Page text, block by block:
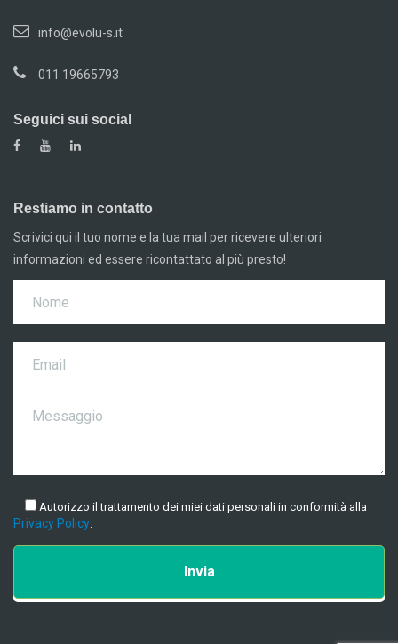
info@evolu-s.it
011 19665793
Seguici sui social
Restiamo in contatto
Scrivici qui il tuo nome e la tua mail per ricevere ulteriori
informazioni ed essere ricontattato al più presto!
Autorizzo il trattamento dei miei dati personali in conformità alla
Privacy Policy.